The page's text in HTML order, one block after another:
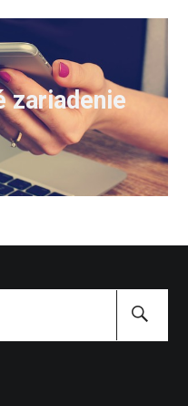
zariadenie
Search
Submit